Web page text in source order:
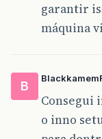
garantir
máquina
B
Consegui
o inno